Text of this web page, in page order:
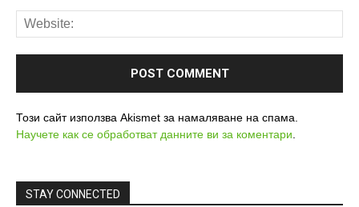
Този сайт използва Akismet за намаляване на спама.
Научете как се обработват данните ви за коментари
STAY CONNECTED